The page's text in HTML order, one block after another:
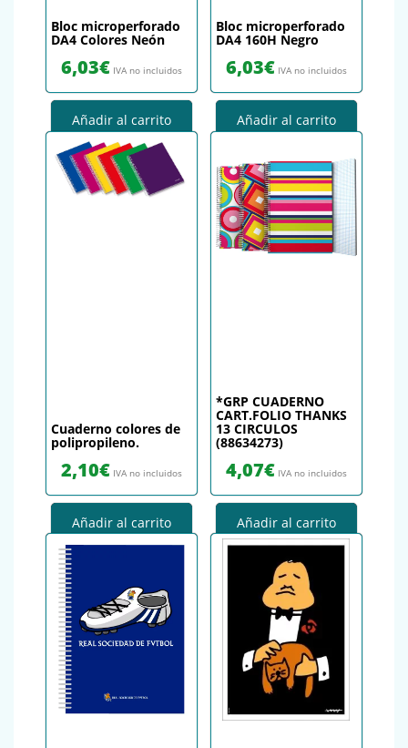
Bloc microperforado
DA4 Colores Neón
6,03€ IVA no incluidos
Añadir al carrito
Bloc microperforado
DA4 160H Negro
6,03€ IVA no incluidos
Añadir al carrito
Cuaderno colores de
polipropileno.
2,10€ IVA no incluidos
Añadir al carrito
*GRP CUADERNO
CART.FOLIO THANKS
13 CIRCULOS
(88634273)
4,07€ IVA no incluidos
Añadir al carrito